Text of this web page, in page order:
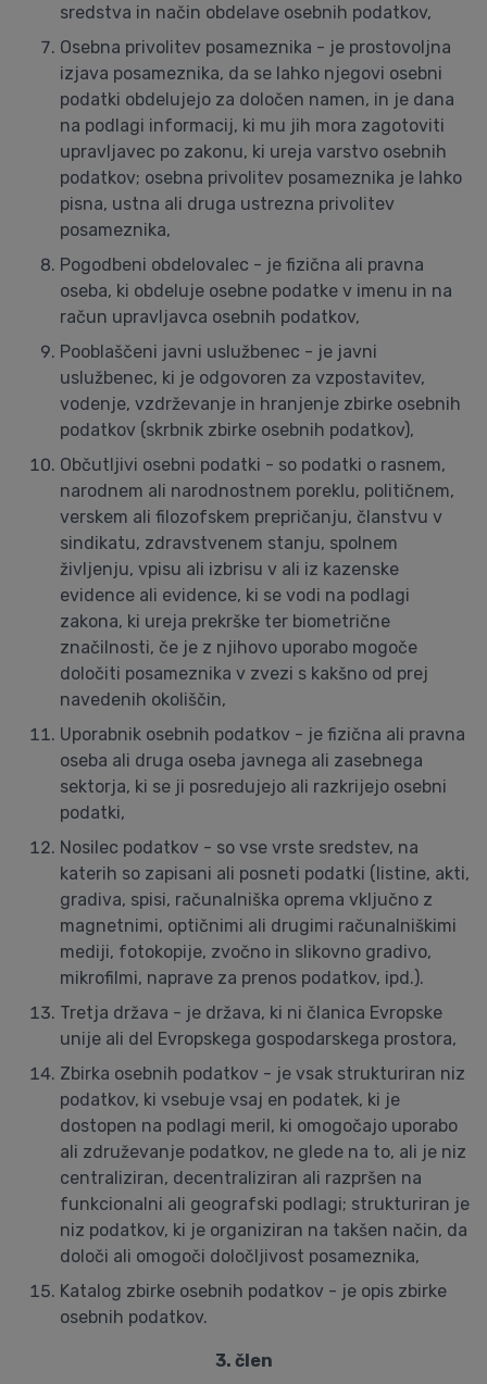
sredstva in način obdelave osebnih podatkov,
Osebna privolitev posameznika - je prostovoljna
izjava posameznika, da se lahko njegovi osebni
podatki obdelujejo za določen namen, in je dana
na podlagi informacij, ki mu jih mora zagotoviti
upravljavec po zakonu, ki ureja varstvo osebnih
podatkov; osebna privolitev posameznika je lahko
pisna, ustna ali druga ustrezna privolitev
posameznika,
Pogodbeni obdelovalec - je fizična ali pravna
oseba, ki obdeluje osebne podatke v imenu in na
račun upravljavca osebnih podatkov,
Pooblaščeni javni uslužbenec - je javni
uslužbenec, ki je odgovoren za vzpostavitev,
vodenje, vzdrževanje in hranjenje zbirke osebnih
podatkov (skrbnik zbirke osebnih podatkov),
Občutljivi osebni podatki - so podatki o rasnem,
narodnem ali narodnostnem poreklu, političnem,
verskem ali filozofskem prepričanju, članstvu v
sindikatu, zdravstvenem stanju, spolnem
življenju, vpisu ali izbrisu v ali iz kazenske
evidence ali evidence, ki se vodi na podlagi
zakona, ki ureja prekrške ter biometrične
značilnosti, če je z njihovo uporabo mogoče
določiti posameznika v zvezi s kakšno od prej
navedenih okoliščin,
Uporabnik osebnih podatkov - je fizična ali pravna
oseba ali druga oseba javnega ali zasebnega
sektorja, ki se ji posredujejo ali razkrijejo osebni
podatki,
Nosilec podatkov - so vse vrste sredstev, na
katerih so zapisani ali posneti podatki (listine, akti,
gradiva, spisi, računalniška oprema vključno z
magnetnimi, optičnimi ali drugimi računalniškimi
mediji, fotokopije, zvočno in slikovno gradivo,
mikrofilmi, naprave za prenos podatkov, ipd.).
Tretja država - je država, ki ni članica Evropske
unije ali del Evropskega gospodarskega prostora,
Zbirka osebnih podatkov - je vsak strukturiran niz
podatkov, ki vsebuje vsaj en podatek, ki je
dostopen na podlagi meril, ki omogočajo uporabo
ali združevanje podatkov, ne glede na to, ali je niz
centraliziran, decentraliziran ali razpršen na
funkcionalni ali geografski podlagi; strukturiran je
niz podatkov, ki je organiziran na takšen način, da
določi ali omogoči določljivost posameznika,
Katalog zbirke osebnih podatkov - je opis zbirke
osebnih podatkov.
3. člen